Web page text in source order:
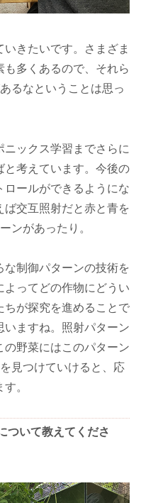
きたいです。さまざま
多くあるので、それら
るなということは思っ
ックス学習までさらに
と考えています。今後の
ールができるようにな
交互照射だと赤と青を
ンがあったり。
制御パターンの技術を
よってどの作物にどうい
ちが探究を進めることで
いますね。照射パターン
野菜にはこのパターン
見つけていけると、応
。
ついて教えてくださ